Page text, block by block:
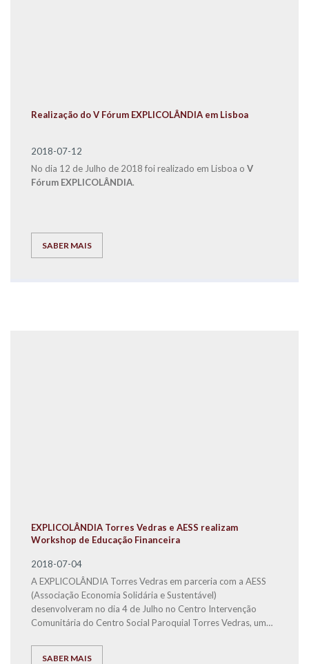
Realização do V Fórum EXPLICOLÂNDIA em Lisboa
2018-07-12
No dia 12 de Julho de 2018 foi realizado em Lisboa o V
Fórum EXPLICOLÂNDIA.
SABER MAIS
EXPLICOLÂNDIA Torres Vedras e AESS realizam
Workshop de Educação Financeira
2018-07-04
A EXPLICOLÂNDIA Torres Vedras em parceria com a AESS
(Associação Economia Solidária e Sustentável)
desenvolveram no dia 4 de Julho no Centro Intervenção
Comunitária do Centro Social Paroquial Torres Vedras, um
SABER MAIS